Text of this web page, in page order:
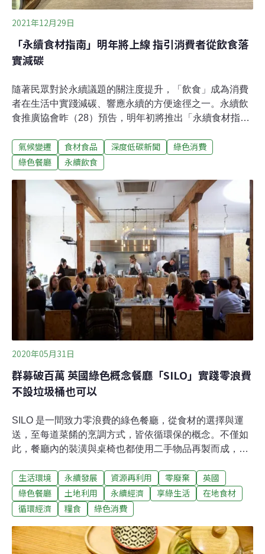
2021年12月29日
「永續食材指南」明年將上線 指引消費者從飲食落
實減碳
隨著民眾對於永續議題的關注度提升，「飲食」成為消費
者在生活中實踐減碳、響應永續的方便途徑之一。永續飲
食推廣協會昨（28）預告，明年初將推出「永續食材指
標準：友善耕作、本土生產、減碳蔬食、少添加物及資源
循環，並提供廠商申請認證標章管道，讓消費者可快速辨
應。永續食材指南推五大永續面向 從飲食著手、具體減排
由水花園有機農學市集秘書長黃俊誠、綠色餐飲指南共同
創辦人何佳穎，及台灣大學農藝系名譽教授郭華仁等人共
同成立的「永續飲食推廣協會」昨天宣告，明年將推出
「永續食材指南」，從友善耕作、本土生產、減碳蔬食、
少添加物及資源循環等五大面向，提供消費者評估食材是
否具體落實減排。黃俊誠表示，面對氣候變遷的挑戰，永
續標章的推動早已成為國際趨勢，而對民眾來說，最有
感、最能在生活中貼近永續價值的行為就是「吃」。他強
氣候變遷 食材食品 深度低碳新聞
綠色消費
綠色餐廳
永續飲食
2020年05月31日
群募破百萬 英國綠色概念餐廳「SILO」實踐零浪費
不設垃圾桶也可以
SILO 是一間致力零浪費的綠色餐廳，從食材的選擇與運
送，至每道菜餚的烹調方式，皆依循環保的概念。不僅如
此，餐廳內的裝潢與桌椅也都使用二手物品再製而成，餐
別跑錯地方，他們已在 2019 年從布萊頓搬遷至倫敦囉！
SILO 創辦人 Douglas McMaster 表示：「現今的食品產業
可說是一團混亂，世上半數的農作物都遭到浪費。但比浪
費食物還要更糟的，其實是我們每天吃下肚的食物──全都
是化學合成品！」McMaster 曾經是餐廳廚師，當他 2012
年在澳洲墨爾本時，開了一間快閃餐廳「Silo by
生活環境 永續發展 資源再利用 零廢棄
英國
綠色餐廳
土地利用 永續經濟 享綠生活
在地食材
循環經濟
糧食 綠色消費